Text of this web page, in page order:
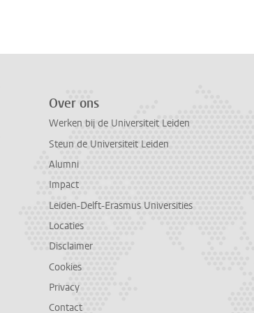
Over ons
Werken bij de Universiteit Leiden
Steun de Universiteit Leiden
Alumni
Impact
Leiden-Delft-Erasmus Universities
Locaties
Disclaimer
Cookies
Privacy
Contact